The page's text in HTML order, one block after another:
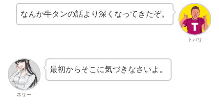
トバリ
なんか牛タンの話より深くなってきたぞ。
ネリー
最初からそこに気づきなさいよ。